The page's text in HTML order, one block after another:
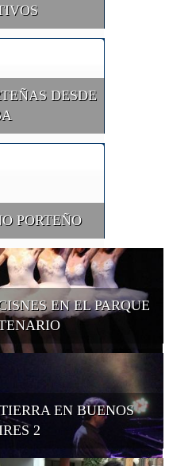
DESDE
PORTEÑO
EN EL PARQUE
EN BUENOS
2